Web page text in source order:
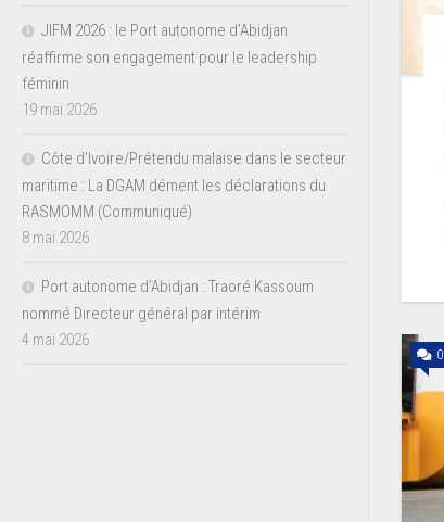
0
JIFM 2026 : le Port autonome d’Abidjan
réaffirme son engagement pour le leadership
féminin
19 mai 2026
Côte d’Ivoire/Prétendu malaise dans le secteur
maritime : La DGAM dément les déclarations du
RASMOMM (Communiqué)
8 mai 2026
Port autonome d’Abidjan : Traoré Kassoum
nommé Directeur général par intérim
4 mai 2026